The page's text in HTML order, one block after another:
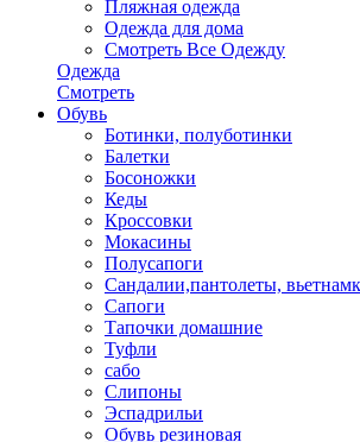
Пляжная одежда
Одежда для дома
Смотреть Все Одежду
Одежда
Смотреть
Обувь
Ботинки, полуботинки
Балетки
Босоножки
Кеды
Кроссовки
Мокасины
Полусапоги
Сандалии,пантолеты,
Сапоги
Тапочки домашние
Туфли
сабо
Слипоны
Эспадрильи
Обувь резиновая